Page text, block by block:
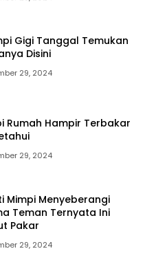
Gigi Tanggal Temukan
Disini
29, 2024
Rumah Hampir Terbakar
29, 2024
Mimpi Menyeberangi
Teman Ternyata Ini
Pakar
29, 2024